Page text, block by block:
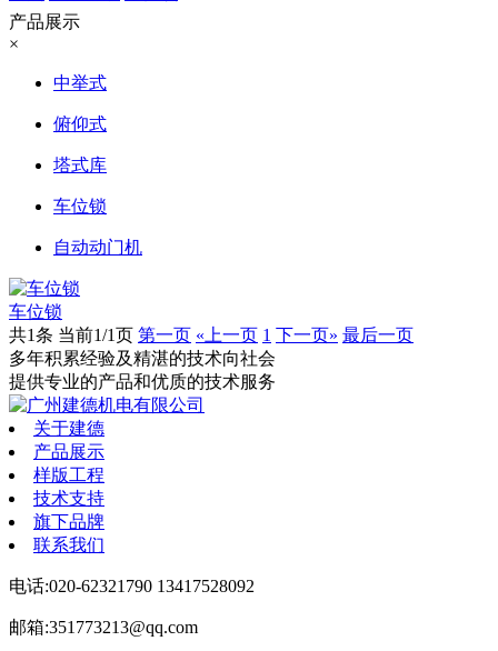
产品展示
×
中举式
俯仰式
塔式库
车位锁
自动动门机
车位锁
共1条 当前1/1页 第一页 «上一页 1 下一页» 最后一页
多年积累经验及精湛的技术向社会
提供专业的产品和优质的技术服务
关于建德
产品展示
样版工程
技术支持
旗下品牌
联系我们
电话:020-62321790 13417528092
邮箱:351773213@qq.com